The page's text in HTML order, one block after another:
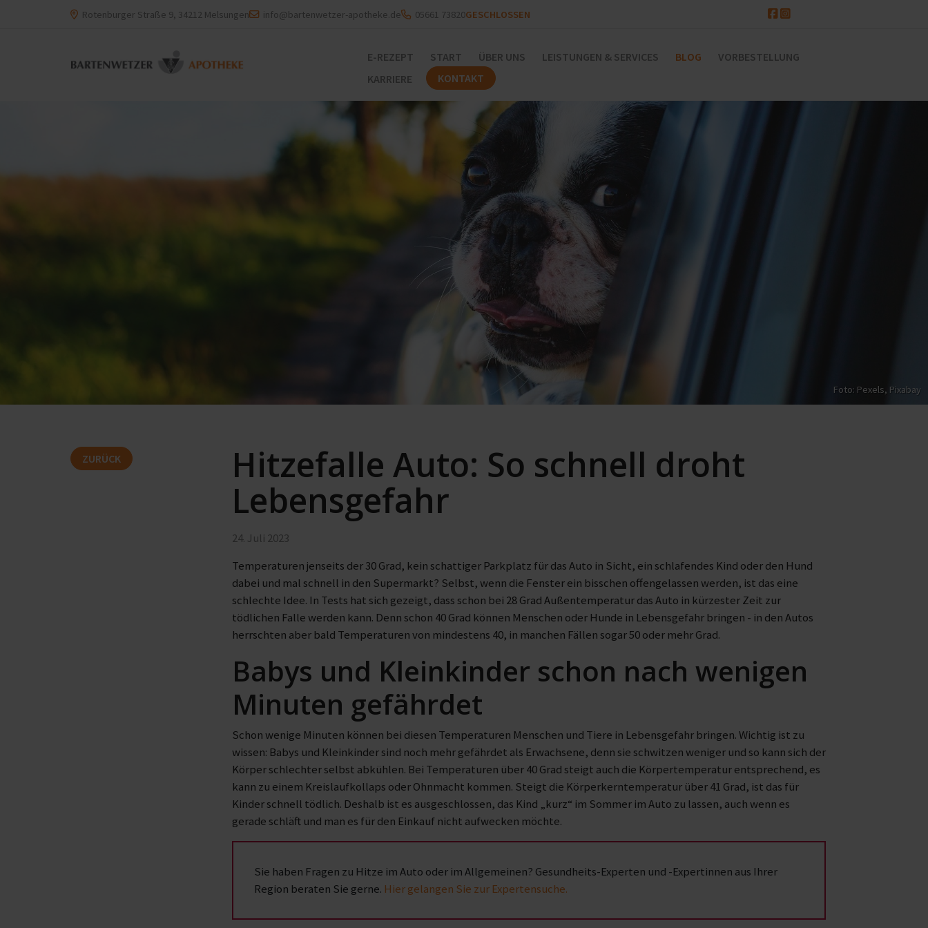
Rotenburger Straße 9, 34212 Melsungen info@bartenwetzer-apotheke.de 05661 73820GESCHLOSSEN
E-REZEPT START ÜBER UNS LEISTUNGEN & SERVICES BLOG
VORBESTELLUNG
KARRIERE
KONTAKT
Foto: Pexels, Pixabay
ZURÜCK
Hitzefalle Auto: So schnell droht
Lebensgefahr
24. Juli 2023
Temperaturen jenseits der 30 Grad, kein schattiger Parkplatz für das Auto in Sicht, ein schlafendes Kind oder den Hund
dabei und mal schnell in den Supermarkt? Selbst, wenn die Fenster ein bisschen offengelassen werden, ist das eine
schlechte Idee. In Tests hat sich gezeigt, dass schon bei 28 Grad Außentemperatur das Auto in kürzester Zeit zur
tödlichen Falle werden kann. Denn schon 40 Grad können Menschen oder Hunde in Lebensgefahr bringen - in den Autos
herrschten aber bald Temperaturen von mindestens 40, in manchen Fällen sogar 50 oder mehr Grad.
Babys und Kleinkinder schon nach wenigen
Minuten gefährdet
Schon wenige Minuten können bei diesen Temperaturen Menschen und Tiere in Lebensgefahr bringen. Wichtig ist zu
wissen: Babys und Kleinkinder sind noch mehr gefährdet als Erwachsene, denn sie schwitzen weniger und so kann sich der
Körper schlechter selbst abkühlen. Bei Temperaturen über 40 Grad steigt auch die Körpertemperatur entsprechend, es
kann zu einem Kreislaufkollaps oder Ohnmacht kommen. Steigt die Körperkerntemperatur über 41 Grad, ist das für
Kinder schnell tödlich. Deshalb ist es ausgeschlossen, das Kind „kurz“ im Sommer im Auto zu lassen, auch wenn es
gerade schläft und man es für den Einkauf nicht aufwecken möchte.
Sie haben Fragen zu Hitze im Auto oder im Allgemeinen? Gesundheits-Experten und -Expertinnen aus Ihrer
Region beraten Sie gerne. Hier gelangen Sie zur Expertensuche.